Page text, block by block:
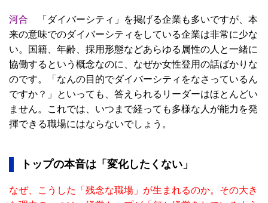
河合 「ダイバーシティ」を掲げる企業も多いですが、本
来の意味でのダイバーシティをしている企業は非常に少な
い。国籍、年齢、採用形態などあらゆる属性の人と一緒に
協働するという概念なのに、なぜか女性登用の話ばかりな
のです。「なんの目的でダイバーシティをなさっているん
ですか？」といっても、答えられるリーダーはほとんどい
ません。これでは、いつまで経っても多様な人が能力を発
揮できる職場にはならないでしょう。
トップの本音は「変化したくない」
なぜ、こうした「残念な職場」が生まれるのか。その大き